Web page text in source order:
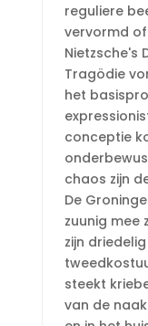
reguliere
vervormd
Nietzsche's
Tragödie
het
conceptie
chaos zijn
De
zuunig mee
zijn
steekt
van de